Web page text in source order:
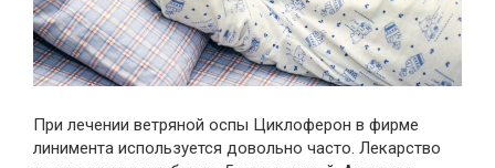
При лечении ветряной оспы Циклоферон в фирме
линимента используется довольно часто. Лекарство